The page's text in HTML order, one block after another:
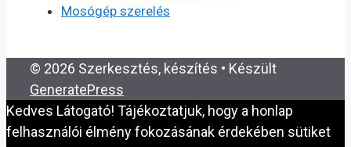
Mosógép szerelés
© 2026 Szerkesztés, készítés • Készült
GeneratePress
Kedves Látogató! Tájékoztatjuk, hogy a honlap
felhasználói élmény fokozásának érdekében sütiket